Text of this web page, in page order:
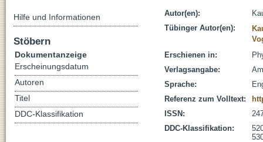
Autor(en):
Tübinger Autor(en):
Erschienen in:
Verlagsangabe:
Sprache:
Referenz zum Volltext:
ISSN:
DDC-Klassifikation:
Hilfe und Informationen
Stöbern
Dokumentanzeige
Erscheinungsdatum
Autoren
Titel
DDC-Klassifikation